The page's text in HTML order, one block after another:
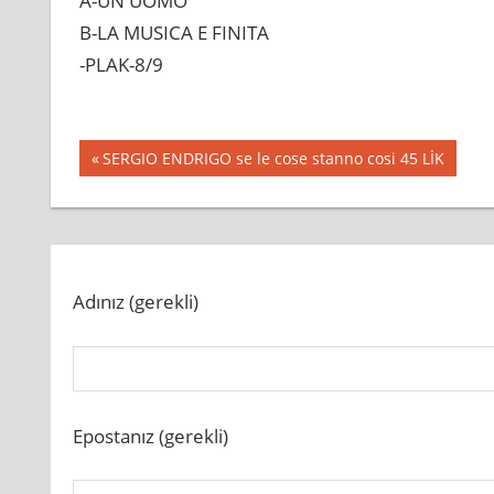
B-LA MUSICA E FINITA
-PLAK-8/9
Yazı
gezinmesi
Previous
Post:
SERGIO ENDRIGO se le cose stanno cosi 45 LİK
Adınız (gerekli)
Epostanız (gerekli)